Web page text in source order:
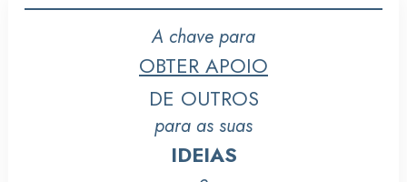
A chave para
OBTER APOIO
DE OUTROS
para as suas
IDEIAS